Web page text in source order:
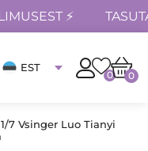
⚡
EST
0 0
7 Vsinger Luo Tianyi